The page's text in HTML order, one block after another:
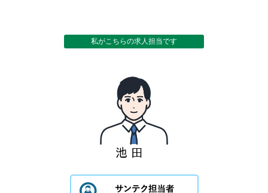
私がこちらの求人担当です